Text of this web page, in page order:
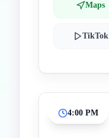
Maps
TikTok
4:00 PM